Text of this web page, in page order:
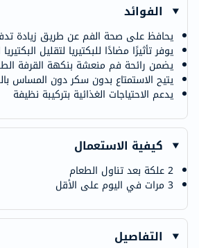
الفوائد
يحافظ على صحة الفم عن طريق زيادة
يوفر تأثيرًا مضادًا للبكتيريا لتقليل
يضمن رائحة فم منعشة بنكهة القرفة
يتيح الاستمتاع بدون سكر دون المساس
يدعم الاحتياجات الغذائية بتركيبة نظيفة
كيفية الاستعمال
2 علكة بعد تناول الطعام
3 مرات في اليوم على الأقل
التفاصيل